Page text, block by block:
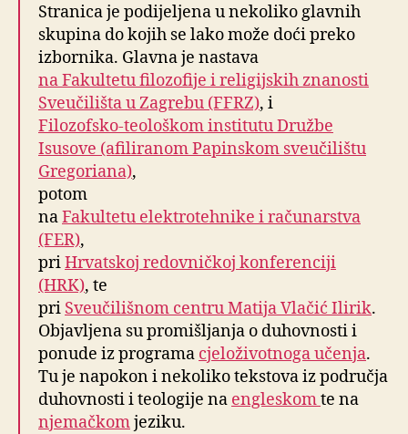
Stranica je podijeljena u nekoliko glavnih
skupina do kojih se lako može doći preko
izbornika. Glavna je nastava
na Fakultetu filozofije i religijskih znanosti
Sveučilišta u Zagrebu (FFRZ), i
Filozofsko-teološkom institutu Družbe
Isusove (afiliranom Papinskom sveučilištu
Gregoriana),
potom
naFakultetu elektrotehnike i računarstva
(FER),
priHrvatskoj redovničkoj konferenciji
(HRK), te
pri Sveučilišnom centru Matija Vlačić Ilirik.
Objavljena su promišljanja o duhovnosti i
ponude iz programa cjeloživotnoga učenja.
Tu je napokon i nekoliko tekstova iz područja
duhovnosti i teologije na engleskomte na
njemačkomjeziku.